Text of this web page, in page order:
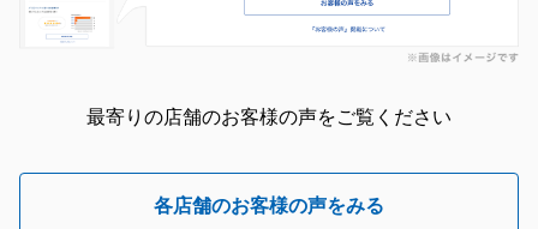
最寄りの店舗のお客様の声をご覧ください
各店舗のお客様の声をみる